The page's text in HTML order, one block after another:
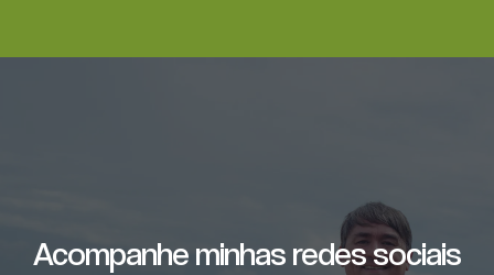
Acompanhe minhas redes sociais